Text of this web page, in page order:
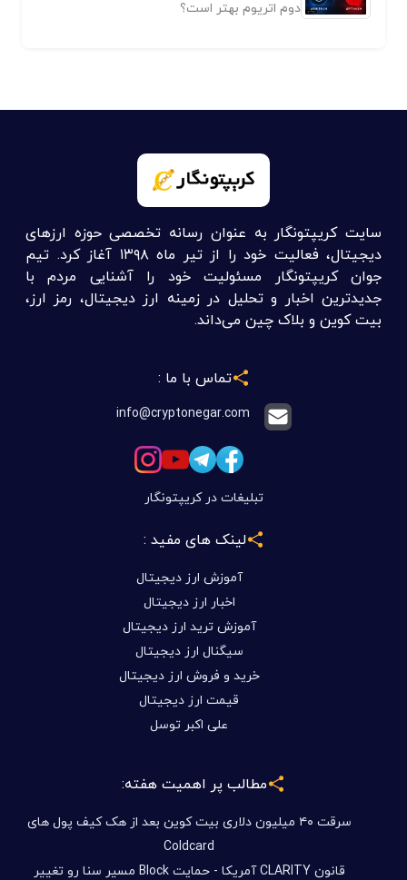
دوم اتریوم بهتر است؟
سایت کریپتونگار به عنوان رسانه تخصصی حوزه ارزهای
دیجیتال، فعالیت خود را از تیر ماه ۱۳۹۸ آغاز کرد. تیم
جوان کریپتونگار مسئولیت خود را آشنایی مردم با
جدیدترین اخبار و تحلیل در زمینه ارز دیجیتال، رمز ارز،
بیت کوین و بلاک چین می‌داند.
تماس با ما :
info@cryptonegar.com
تبلیغات در کریپتونگار
لینک های مفید :
آموزش ارز دیجیتال
اخبار ارز دیجیتال
آموزش ترید ارز دیجیتال
سیگنال ارز دیجیتال
خرید و فروش ارز دیجیتال
قیمت ارز دیجیتال
علی اکبر توسل
مطالب پر اهمیت هفته:
سرقت ۴۰ میلیون دلاری بیت کوین بعد از هک کیف پول های
Coldcard
قانون CLARITY آمریکا - حمایت Block مسیر سنا رو تغییر